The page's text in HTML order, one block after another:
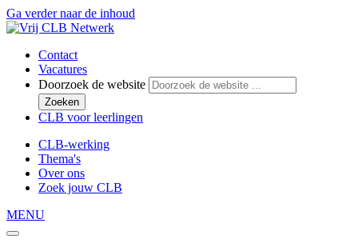
Ga verder naar de inhoud
Contact
Vacatures
Doorzoek de website
Zoeken
CLB voor leerlingen
CLB-werking
Thema's
Over ons
Zoek jouw CLB
MENU